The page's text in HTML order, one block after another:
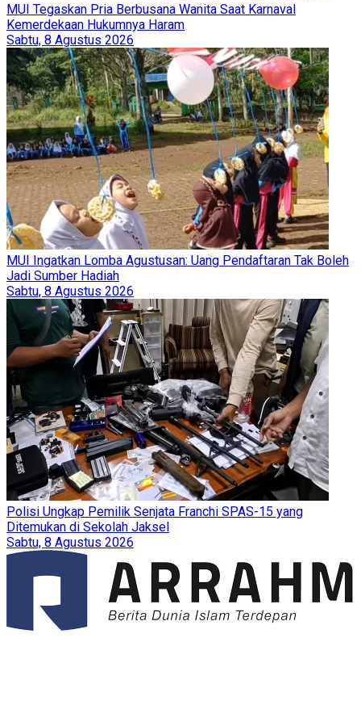
MUI Tegaskan Pria Berbusana Wanita Saat Karnaval
Kemerdekaan Hukumnya Haram
Sabtu, 8 Agustus 2026
MUI Ingatkan Lomba Agustusan: Uang Pendaftaran Tak Boleh
Jadi Sumber Hadiah
Sabtu, 8 Agustus 2026
Polisi Ungkap Pemilik Senjata Franchi SPAS-15 yang
Ditemukan di Sekolah Jaksel
Sabtu, 8 Agustus 2026